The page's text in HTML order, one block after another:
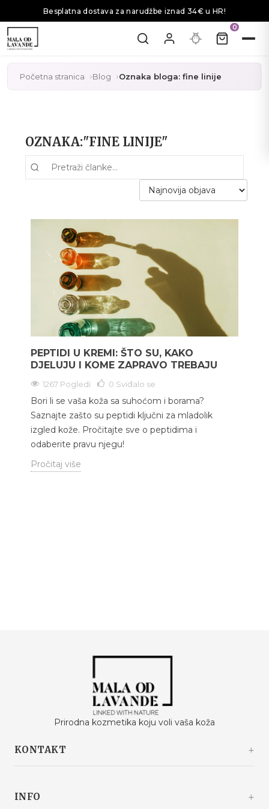
Besplatna dostava za narudžbe iznad 34€ u HR!
0
Početna stranica Blog Oznaka bloga: fine linije
OZNAKA:"FINE LINIJE"
PEPTIDI U KREMI: ŠTO SU, KAKO
DJELUJU I KOME ZAPRAVO TREBAJU
1267 Pogledi 0 Sviđalo se
Bori li se vaša koža sa suhoćom i borama?
Saznajte zašto su peptidi ključni za mladolik
izgled kože. Pročitajte sve o peptidima i
odaberite pravu njegu!
Pročitaj više
Prirodna kozmetika koju voli vaša koža
KONTAKT
Hrvatska
INFO